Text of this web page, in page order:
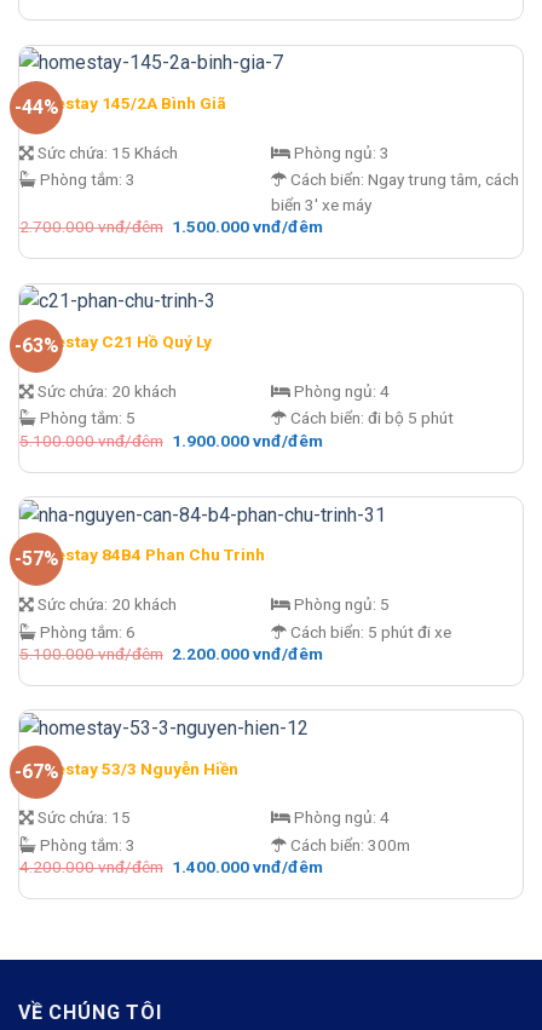
là:
đêm.
tại
2.500.000 vnđ/
-44%
Homestay 145/2A Bình Giã
Sức chứa: 15 Khách
Phòng tắm: 3
Phòng ngủ: 3
Cách biển: Ngay trung tâm, cách
biển 3' xe máy
2.700.000vnđ/đêm Giá
là:
đêm.
1.500.000vnđ/đêmGiá
tại
1.500.000 vnđ/
-63%
Homestay C21 Hồ Quý Ly
Sức chứa: 20 khách
Phòng tắm: 5
Phòng ngủ: 4
Cách biển: đi bộ 5 phút
5.100.000vnđ/đêm Giá
là:
đêm.
1.900.000vnđ/đêmGiá
tại
1.900.000 vnđ/
đêm.
-57%
Homestay 84B4 Phan Chu Trinh
Sức chứa: 20 khách
Phòng tắm: 6
Phòng ngủ: 5
Cách biển: 5 phút đi xe
5.100.000vnđ/đêm Giá
là:
đêm.
2.200.000vnđ/đêmGiá
tại
2.200.000 vnđ/
-67%
Homestay 53/3 Nguyễn Hiền
Sức chứa: 15
Phòng tắm: 3
Phòng ngủ: 4
Cách biển: 300m
4.200.000vnđ/đêm Giá
là:
1.400.000vnđ/đêmGiá
tại
VỀ CHÚNG TÔI